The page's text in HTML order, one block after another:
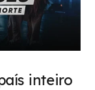
inteiro